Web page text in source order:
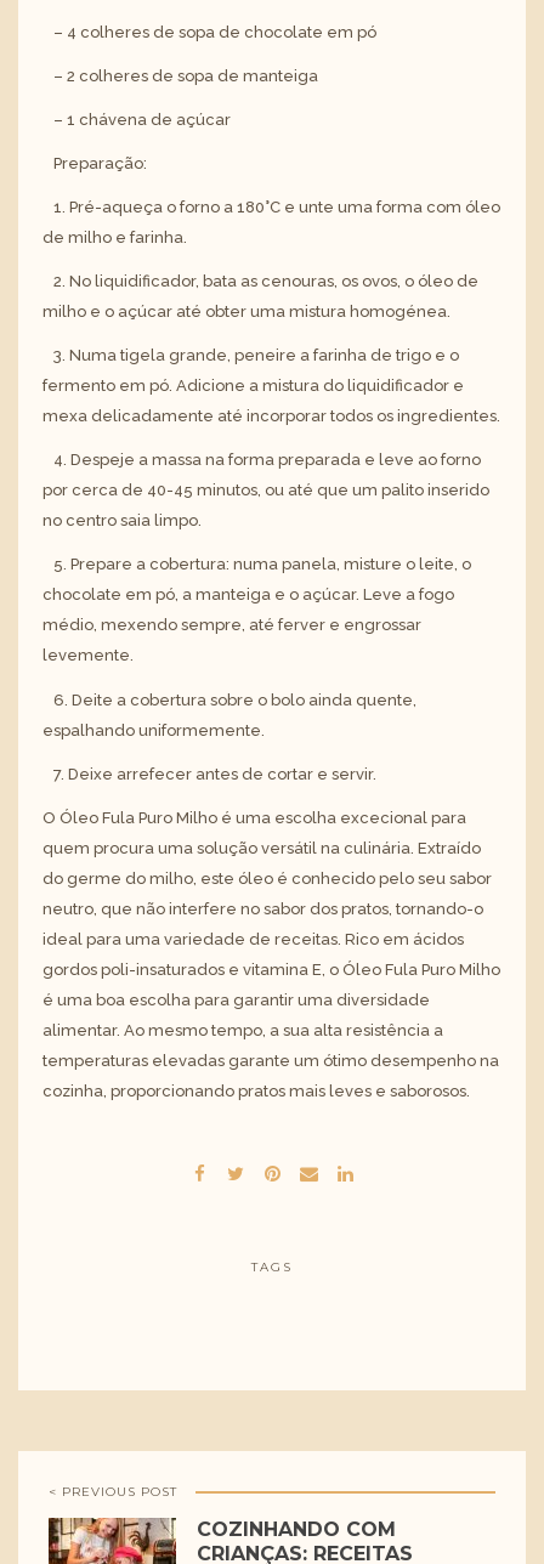
– 4 colheres de sopa de chocolate em pó
– 2 colheres de sopa de manteiga
– 1 chávena de açúcar
Preparação:
1. Pré-aqueça o forno a 180°C e unte uma forma com óleo
de milho e farinha.
2. No liquidificador, bata as cenouras, os ovos, o óleo de
milho e o açúcar até obter uma mistura homogénea.
3. Numa tigela grande, peneire a farinha de trigo e o
fermento em pó. Adicione a mistura do liquidificador e
mexa delicadamente até incorporar todos os ingredientes.
4. Despeje a massa na forma preparada e leve ao forno
por cerca de 40-45 minutos, ou até que um palito inserido
no centro saia limpo.
5. Prepare a cobertura: numa panela, misture o leite, o
chocolate em pó, a manteiga e o açúcar. Leve a fogo
médio, mexendo sempre, até ferver e engrossar
levemente.
6. Deite a cobertura sobre o bolo ainda quente,
espalhando uniformemente.
7. Deixe arrefecer antes de cortar e servir.
O Óleo Fula Puro Milho é uma escolha excecional para
quem procura uma solução versátil na culinária. Extraído
do germe do milho, este óleo é conhecido pelo seu sabor
neutro, que não interfere no sabor dos pratos, tornando-o
ideal para uma variedade de receitas. Rico em ácidos
gordos poli-insaturados e vitamina E, o Óleo Fula Puro Milho
é uma boa escolha para garantir uma diversidade
alimentar. Ao mesmo tempo, a sua alta resistência a
temperaturas elevadas garante um ótimo desempenho na
cozinha, proporcionando pratos mais leves e saborosos.
TAGS
< PREVIOUS POST
COZINHANDO COM
CRIANÇAS: RECEITAS